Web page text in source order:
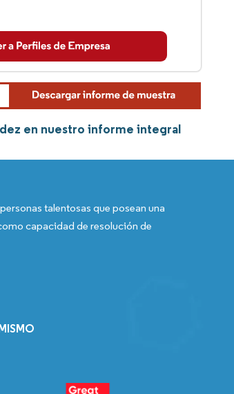
en nuestro informe integral
talentosas que posean una
capacidad de resolución de